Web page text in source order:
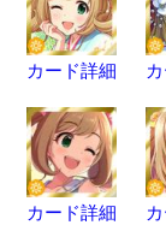
カード詳細
カード詳細